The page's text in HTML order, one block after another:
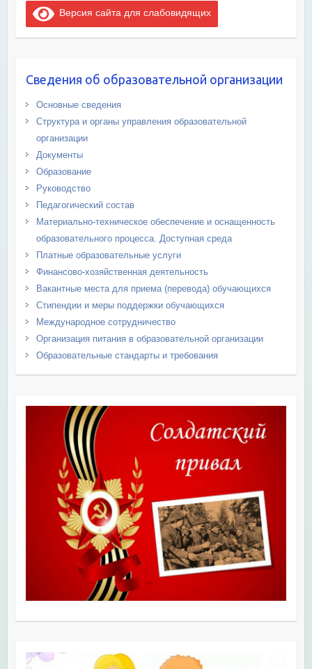
Версия сайта для слабовидящих
Сведения об образовательной организации
Основные сведения
Структура и органы управления образовательной
организации
Документы
Образование
Руководство
Педагогический состав
Материально-техническое обеспечение и оснащенность
образовательного процесса. Доступная среда
Платные образовательные услуги
Финансово-хозяйственная деятельность
Вакантные места для приема (перевода) обучающихся
Стипендии и меры поддержки обучающихся
Международное сотрудничество
Организация питания в образовательной организации
Образовательные стандарты и требования